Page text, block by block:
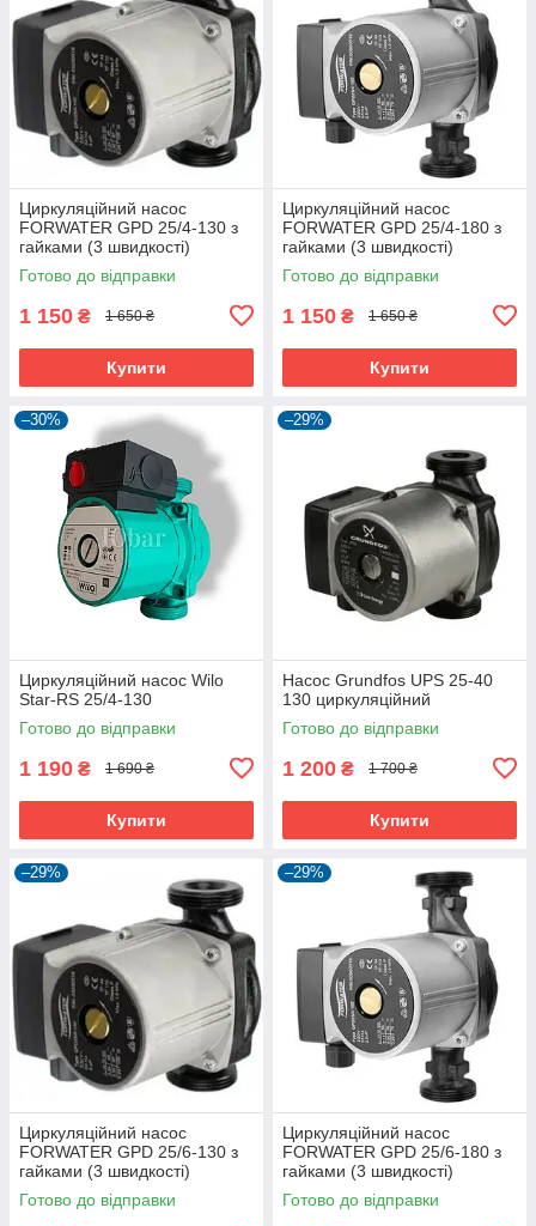
Циркуляційний насос
FORWATER GPD 25/4-130 з
гайками (3 швидкості)
Готово до відправки
1 150 ₴ 1 650 ₴
Купити
Циркуляційний насос
FORWATER GPD 25/4-180 з
гайками (3 швидкості)
Готово до відправки
1 150 ₴ 1 650 ₴
Купити
–30%
Циркуляційний насос Wilo
Star-RS 25/4-130
Готово до відправки
1 190 ₴ 1 690 ₴
Купити
–29%
Насос Grundfos UPS 25-40
130 циркуляційний
Готово до відправки
1 200 ₴ 1 700 ₴
Купити
–29%
Циркуляційний насос
FORWATER GPD 25/6-130 з
гайками (3 швидкості)
Готово до відправки
–29%
Циркуляційний насос
FORWATER GPD 25/6-180 з
гайками (3 швидкості)
Готово до відправки